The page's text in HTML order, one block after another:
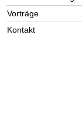
Vorträge
Kontakt